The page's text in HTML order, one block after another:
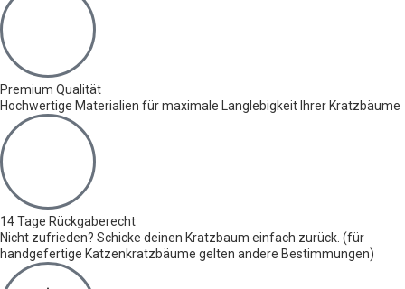
Premium Qualität
Hochwertige Materialien für maximale Langlebigkeit Ihrer Kratzbäume
14 Tage Rückgaberecht
Nicht zufrieden? Schicke deinen Kratzbaum einfach zurück. (für
handgefertige Katzenkratzbäume gelten andere Bestimmungen)